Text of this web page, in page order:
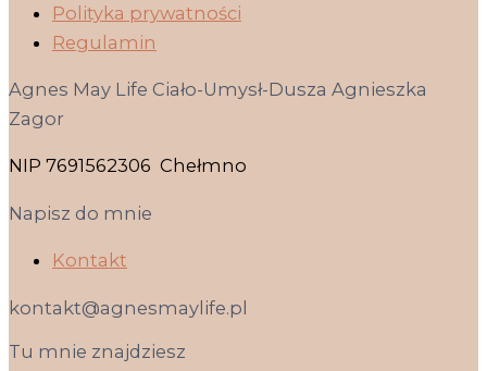
Polityka prywatności
Regulamin
Agnes May Life Ciało-Umysł-Dusza Agnieszka
Zagor
NIP 7691562306 Chełmno
Napisz do mnie
Kontakt
kontakt@agnesmaylife.pl
Tu mnie znajdziesz